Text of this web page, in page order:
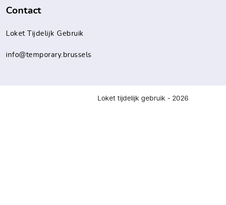
Contact
Loket Tijdelijk Gebruik
info@temporary.brussels
Loket tijdelijk gebruik - 2026